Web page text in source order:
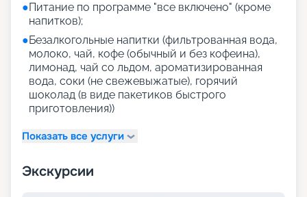
●Питание по программе "все включено" (кроме
напитков);
●Безалкогольные напитки (фильтрованная вода,
молоко, чай, кофе (обычный и без кофеина),
лимонад, чай со льдом, ароматизированная
вода, соки (не свежевыжатые), горячий
шоколад (в виде пакетиков быстрого
приготовления))
Показать все услуги
Экскурсии